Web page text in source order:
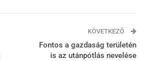
KÖVETKEZŐ
Fontos a gazdaság területén
is az utánpótlás nevelése